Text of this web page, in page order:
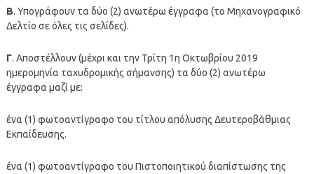
Β. Υπογράφουν τα δύο (2) ανωτέρω έγγραφα (το Μηχανογραφικό
Δελτίο σε όλες τις σελίδες).
Γ. Αποστέλλουν (μέχρι και την Τρίτη 1η Οκτωβρίου 2019
ημερομηνία ταχυδρομικής σήμανσης) τα δύο (2) ανωτέρω
έγγραφα μαζί με:
ένα (1) φωτοαντίγραφο του τίτλου απόλυσης Δευτεροβάθμιας
Εκπαίδευσης.
ένα (1) φωτοαντίγραφο του Πιστοποιητικού διαπίστωσης της